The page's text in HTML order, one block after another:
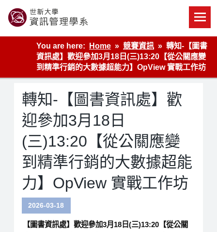
content
世新大學資管系網站
You are here:
Home 競賽資訊
轉知-【圖書
資訊處】歡迎參加3月18日(三)13:20【從公關應變
到精準行銷的大數據超能力】OpView 實戰工作坊
轉知-【圖書資訊處】歡
迎參加3月18日
(三)13:20【從公關應變
到精準行銷的大數據超能
力】OpView 實戰工作坊
2026-03-18
【圖書資訊處】歡迎參加3月18日(三)13:20【從公關